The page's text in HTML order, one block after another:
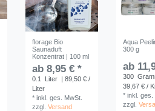
florage Bio
Saunaduft
Konzentrat | 100 ml
ab 8,95 € *
0.1 Liter | 89,50 € /
Liter
*inkl. ges. MwSt.
zzgl.Versand
Aqua
300 g
ab
300
39,67 € /
*inkl. ges.
zzgl.